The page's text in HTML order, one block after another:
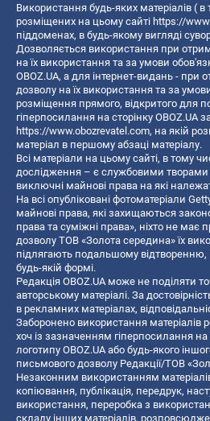
Використання будь-яких матеріалів ( в
розміщених на цьому сайті https://
піддоменах, в будь-якому вигляді
Дозволяється використання при
на їх використання та за умови
OBOZ.UA, а для інтернет-видань - при
дозволу на їх використання та за
розміщення прямого, відкритого для
гіперпосилання на сторінку OBOZ.UA
https://www.obozrevatel.com, на якій
матеріал в першому абзаці матеріалу.
Всі матеріали на цьому сайті, в тому
дослідження – є службовими творами
виключні майнові права на які
На всі опубліковані фотоматеріали
майнові права, які захищаються
права та суміжні права», ніхто не має
дозволу ТОВ «Золота середина» їх
підлягають подальшому
будь-якій формі.
Редакція OBOZ.UA може не поділяти
авторському матеріалі. За
в рекламних матеріалах,
Заборонено використання матеріалів
хоч із зазначенням гіперпосилання на
логотипу OBOZ.UA або будь-якого
письмового дозволу Редакції/ТОВ
Незаконним використанням
копiювання, публiкацiя, передрук,
використання, переробка з
складу інших матеріалів,